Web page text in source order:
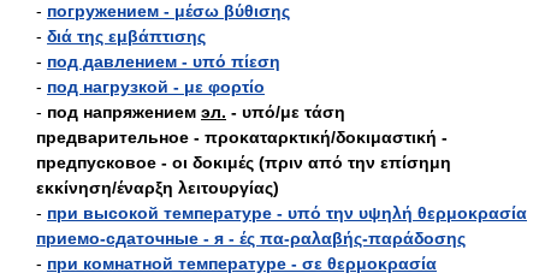
- погружением - μέσω βύθισης
- διά της εμβάπτισης
- под давлением - υπό πίεση
- под нагрузкой - με φορτίο
- под напряжением эл. - υπό/με τάση
предварительное - προκαταρκτική/δοκιμαστική -
предпусковое - οι δοκιμές (πριν από την επίσημη
εκκίνηση/έναρξη λειτουργίας)
- при высокой температуре - υπό την υψηλή θερμοκρασία
приемо-сдаточные - я - ές πα-ραλαβής-παράδοσης
- при комнатной температуре - σε θερμοκρασία